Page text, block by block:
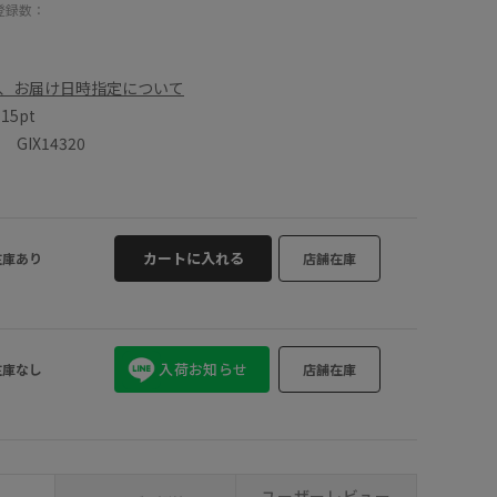
数：
お届け日時指定について
15pt
GIX14320
あり カートに入れる 店舗在庫
なし 入荷お知らせ 店舗在庫